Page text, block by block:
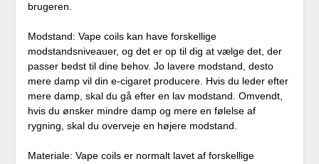
brugeren.
Modstand: Vape coils kan have forskellige
modstandsniveauer, og det er op til dig at vælge det, der
passer bedst til dine behov. Jo lavere modstand, desto
mere damp vil din e-cigaret producere. Hvis du leder efter
mere damp, skal du gå efter en lav modstand. Omvendt,
hvis du ønsker mindre damp og mere en følelse af
rygning, skal du overveje en højere modstand.
Materiale: Vape coils er normalt lavet af forskellige